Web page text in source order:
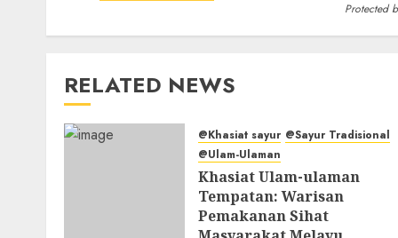
Protected
RELATED NEWS
@Khasiat sayur @Sayur Tradisional
@Ulam-Ulaman
Khasiat Ulam-ulaman
Tempatan: Warisan
Pemakanan Sihat